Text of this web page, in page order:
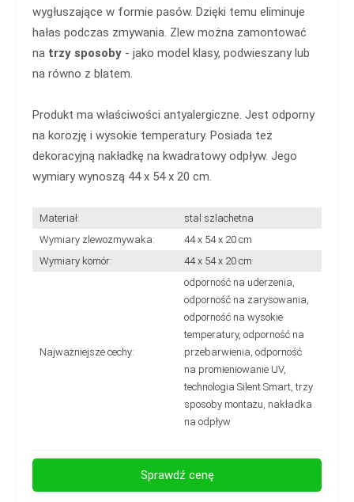
wygłuszające w formie pasów. Dzięki temu eliminuje
hałas podczas zmywania. Zlew można zamontować
na trzy sposoby - jako model klasy, podwieszany lub
na równo z blatem.
Produkt ma właściwości antyalergiczne. Jest odporny
na korozję i wysokie temperatury. Posiada też
dekoracyjną nakładkę na kwadratowy odpływ. Jego
wymiary wynoszą 44 x 54 x 20 cm.
Materiał:
stal szlachetna
Wymiary zlewozmywaka:
44 x 54 x 20 cm
Wymiary komór:
44 x 54 x 20 cm
Najważniejsze cechy:
odporność na uderzenia,
odporność na zarysowania,
odporność na wysokie
temperatury, odporność na
przebarwienia, odporność
na promieniowanie UV,
technologia Silent Smart, trzy
sposoby montażu, nakładka
na odpływ
Sprawdź cenę